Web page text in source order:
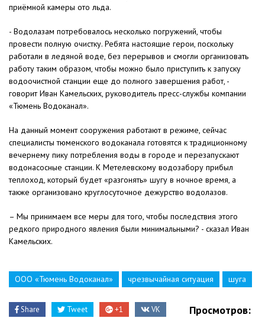
приёмной камеры ото льда.
- Водолазам потребовалось несколько погружений, чтобы
провести полную очистку. Ребята настоящие герои, поскольку
работали в ледяной воде, без перерывов и смогли организовать
работу таким образом, чтобы можно было приступить к запуску
водоочистной станции еще до полного завершения работ, -
говорит Иван Камельских, руководитель пресс-службы компании
«Тюмень Водоканал».
На данный момент сооружения работают в режиме, сейчас
специалисты тюменского водоканала готовятся к традиционному
вечернему пику потребления воды в городе и перезапускают
водонасосные станции. К Метелевскому водозабору прибыл
теплоход, который будет «разгонять» шугу в ночное время, а
также организовано круглосуточное дежурство водолазов.
– Мы принимаем все меры для того, чтобы последствия этого
редкого природного явления были минимальными? - сказал Иван
Камельских.
ООО «Тюмень Водоканал» чрезвычайная ситуация шуга
Share Tweet +1 VK
Просмотров: